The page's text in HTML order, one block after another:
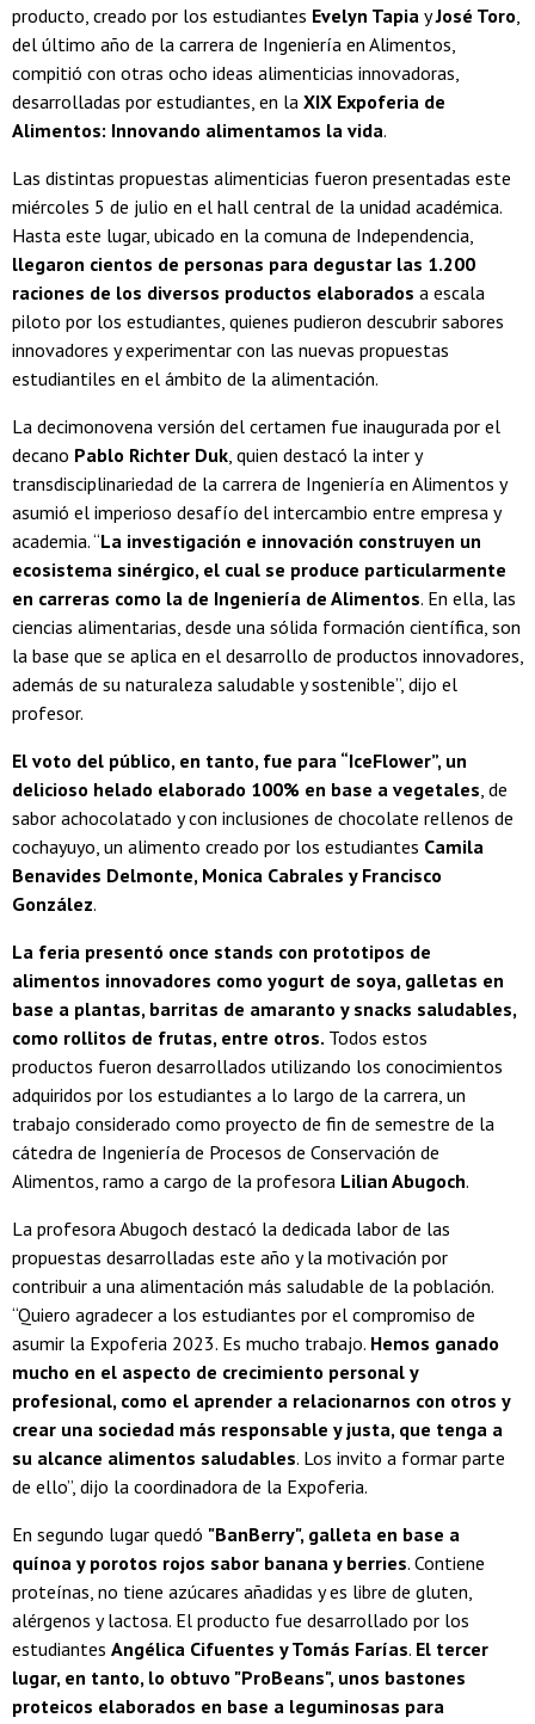
producto, creado por los estudiantes Evelyn Tapia yJosé Toro
del último año de la carrera de Ingeniería en Alimentos,
compitió con otras ocho ideas alimenticias innovadoras,
desarrolladas por estudiantes, en la XIX Expoferia de
Alimentos: Innovando alimentamos la vida.
Las distintas propuestas alimenticias fueron presentadas este
miércoles 5 de julio en el hall central de la unidad académica.
Hasta este lugar, ubicado en la comuna de Independencia,
llegaron cientos de personas para degustar las 1.200
raciones de los diversos productos elaborados a escala
piloto por los estudiantes, quienes pudieron descubrir sabores
innovadores y experimentar con las nuevas propuestas
estudiantiles en el ámbito de la alimentación.
La decimonovena versión del certamen fue inaugurada por el
decano Pablo Richter Duk , quien destacó la inter y
transdisciplinariedad de la carrera de Ingeniería en Alimentos y
asumió el imperioso desafío del intercambio entre empresa y
academia. “La investigación e innovación construyen un
ecosistema sinérgico, el cual se produce particularmente
en carreras como la de Ingeniería de Alimentos. En ella, las
ciencias alimentarias, desde una sólida formación científica, son
la base que se aplica en el desarrollo de productos innovadores,
además de su naturaleza saludable y sostenible”, dijo el
profesor.
El voto del público, en tanto, fue para “IceFlower”, un
delicioso helado elaborado 100% en base a vegetales , de
sabor achocolatado y con inclusiones de chocolate rellenos de
cochayuyo, un alimento creado por los estudiantes Camila
Benavides Delmonte, Monica Cabrales y Francisco
González.
La feria presentó once stands con prototipos de
alimentos innovadores como yogurt de soya, galletas en
base a plantas, barritas de amaranto y snacks saludables,
como rollitos de frutas, entre otros. Todos estos
productos fueron desarrollados utilizando los conocimientos
adquiridos por los estudiantes a lo largo de la carrera, un
trabajo considerado como proyecto de fin de semestre de la
cátedra de Ingeniería de Procesos de Conservación de
Alimentos, ramo a cargo de la profesora Lilian Abugoch.
La profesora Abugoch destacó la dedicada labor de las
propuestas desarrolladas este año y la motivación por
contribuir a una alimentación más saludable de la población.
“Quiero agradecer a los estudiantes por el compromiso de
asumir la Expoferia 2023. Es mucho trabajo. Hemos ganado
mucho en el aspecto de crecimiento personal y
profesional, como el aprender a relacionarnos con otros y
crear una sociedad más responsable y justa, que tenga a
su alcance alimentos saludables. Los invito a formar parte
de ello”, dijo la coordinadora de la Expoferia.
En segundo lugar quedó "BanBerry", galleta en base a
quínoa y porotos rojos sabor banana y berries. Contiene
proteínas, no tiene azúcares añadidas y es libre de gluten,
alérgenos y lactosa. El producto fue desarrollado por los
estudiantes Angélica Cifuentes y Tomás Farías. El tercer
lugar, en tanto, lo obtuvo "ProBeans", unos bastones
proteicos elaborados en base a leguminosas para